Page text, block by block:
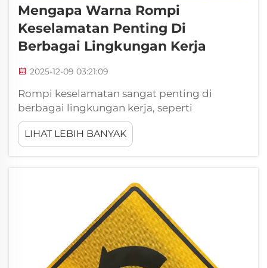
Mengapa Warna Rompi
Keselamatan Penting Di
Berbagai Lingkungan Kerja
2025-12-09 03:21:09
Rompi keselamatan sangat penting di
berbagai lingkungan kerja, seperti
konstruksi, pekerjaan jalan raya, dan gudang.
Berikut alasan mengapa rompi ini
membantu menjaga keselamatan pekerja:
menentukan seberapa mencolok seseorang
LIHAT LEBIH BANYAK